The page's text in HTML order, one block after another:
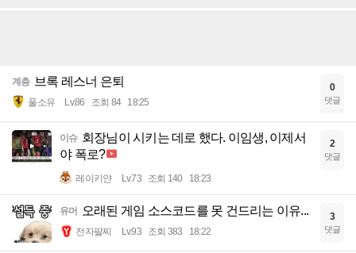
계층 브록 레스너 은퇴
풀소유 Lv.86 조회 84 18:25
0
댓글
이슈 회장님이 시키는 데로 했다. 이임생, 이제서
야 폭로?
레이키얀 Lv.73 조회 140 18:23
2
댓글
유머 오래된 게임 소스코드를 못 건드리는 이유...
전자팔찌 Lv.93 조회 383 18:22
3
댓글